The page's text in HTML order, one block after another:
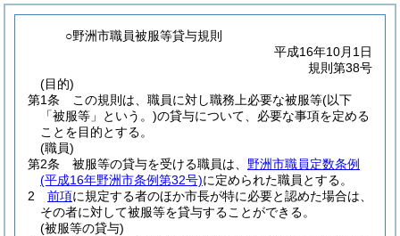
○野洲市職員被服等貸与規則
平成16年10月1日
規則第38号
(目的)
第1条
この規則は、職員に対し職務上必要な被服等(以下
「被服等」という。)の貸与について、必要な事項を定める
ことを目的とする。
(職員)
第2条
被服等の貸与を受ける職員は、 野洲市職員定数条例
(平成16年野洲市条例第32号)に定められた職員とする。
2
前項に規定する者のほか市長が特に必要と認めた場合は、
その者に対して被服等を貸与することができる。
(被服等の貸与)